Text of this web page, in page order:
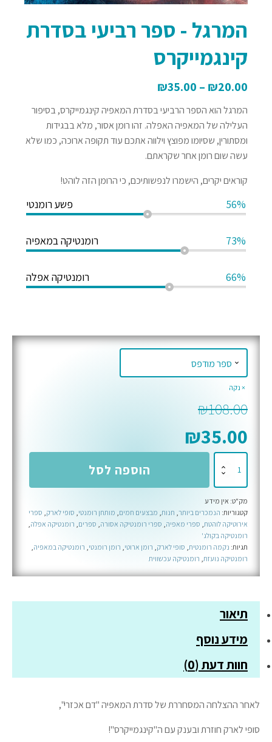
המרגל - ספר רביעי בסדרת
קינגמייקרס
₪20.00
–
₪35.00
המרגל הוא הספר הרביעי בסדרת המאפיה קינגמייקרס, בסיפור
העלילה של המאפיה האפלה. זהו רומן אסור, מלא בבגידות
ומסתורין, שסיומו מפוצץ וילווה אתכם עוד תקופה ארוכה, כמו שלא
עשה שום רומן אחר שקראתם.
קוראים יקרים, הישמרו לנפשותיכם, כי הרומן הזה לוהט!
פשע רומנטי 56%
רומנטיקה במאפיה 73%
רומנטיקה אפלה 66%
נקה
₪108.00
₪35.00
-
ספר
רביעי
בסדרת
קינגמייקרס
הוספה לסל
מק"ט: אין מידע
קטגוריות: הנמכרים ביותר חנות מבצעים חמים מותחן רומנטי סופי לארק ספרי
אירוטיקה לוהטת ספרי מאפיה ספרי רומנטיקה אסורה ספרים רומנטיקה אפלה
רומנטיקה בקולג'
תגיות: נקמה רומנטית סופי לארק רומן ארוטי רומן רומנטי רומנטיקה במאפיה
רומנטיקה נועזת רומנטיקה עכשווית
תיאור
מידע נוסף
חוות דעת (0)
לאחר ההצלחה המסחררת של סדרת המאפיה "דם אכזרי",
סופי לארק חוזרת ובענק עם ה"קינגמייקרס"!